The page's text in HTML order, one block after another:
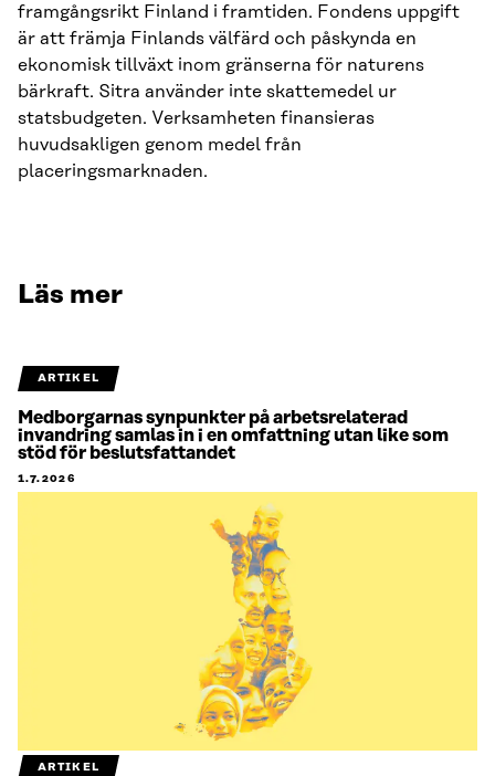
framgångsrikt Finland i framtiden. Fondens uppgift
är att främja Finlands välfärd och påskynda en
ekonomisk tillväxt inom gränserna för naturens
bärkraft. Sitra använder inte skattemedel ur
statsbudgeten. Verksamheten finansieras
huvudsakligen genom medel från
placeringsmarknaden.
Läs mer
ARTIKEL
Medborgarnas synpunkter på arbetsrelaterad
invandring samlas in i en omfattning utan like som
stöd för beslutsfattandet
1.7.2026
ARTIKEL